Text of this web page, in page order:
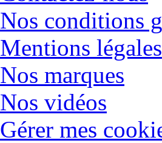
Nos conditions
Mentions légales
Nos marques
Nos vidéos
Gérer mes